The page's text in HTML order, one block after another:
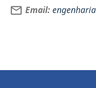
Email: